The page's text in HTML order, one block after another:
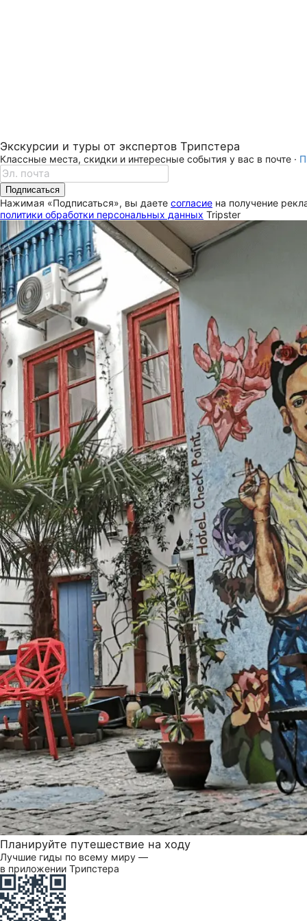
Экскурсии и туры от экспертов Трипстера
Классные места, скидки и интересные события у вас в почте ·
Подписаться
Нажимая «Подписаться», вы даете согласие на получение
политики обработки персональных данных Tripster
Планируйте путешествие на ходу
Лучшие гиды по всему миру —
в приложении Трипстера